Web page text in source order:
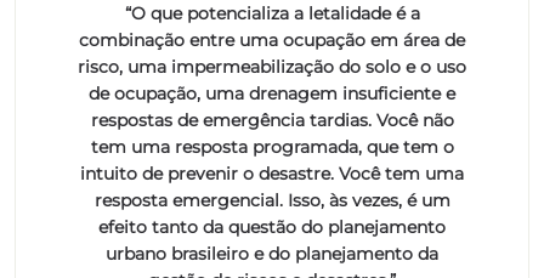
“O que potencializa a letalidade é a
combinação entre uma ocupação em área de
risco, uma impermeabilização do solo e o uso
de ocupação, uma drenagem insuficiente e
respostas de emergência tardias. Você não
tem uma resposta programada, que tem o
intuito de prevenir o desastre. Você tem uma
resposta emergencial. Isso, às vezes, é um
efeito tanto da questão do planejamento
urbano brasileiro e do planejamento da